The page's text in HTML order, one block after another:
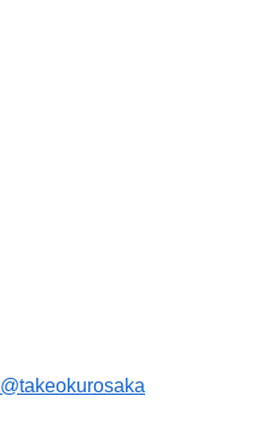
@takeokurosaka